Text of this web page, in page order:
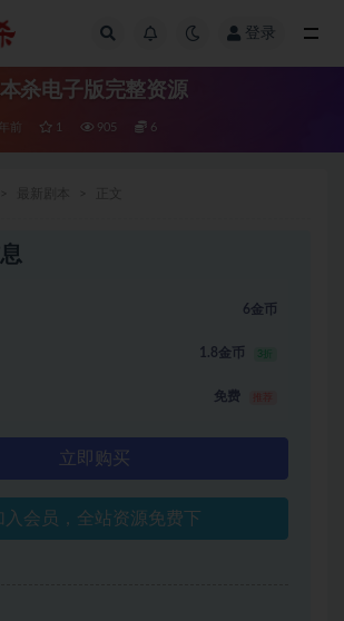
登录
杀电子版完整资源
前 1 905 6
6金币
1.8金币 3折
免费
立即购买
入会员，全站资源免费下